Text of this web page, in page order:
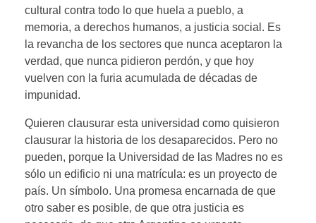
cultural contra todo lo que huela a pueblo, a
memoria, a derechos humanos, a justicia social. Es
la revancha de los sectores que nunca aceptaron la
verdad, que nunca pidieron perdón, y que hoy
vuelven con la furia acumulada de décadas de
impunidad.
Quieren clausurar esta universidad como quisieron
clausurar la historia de los desaparecidos. Pero no
pueden, porque la Universidad de las Madres no es
sólo un edificio ni una matrícula: es un proyecto de
país. Un símbolo. Una promesa encarnada de que
otro saber es posible, de que otra justicia es